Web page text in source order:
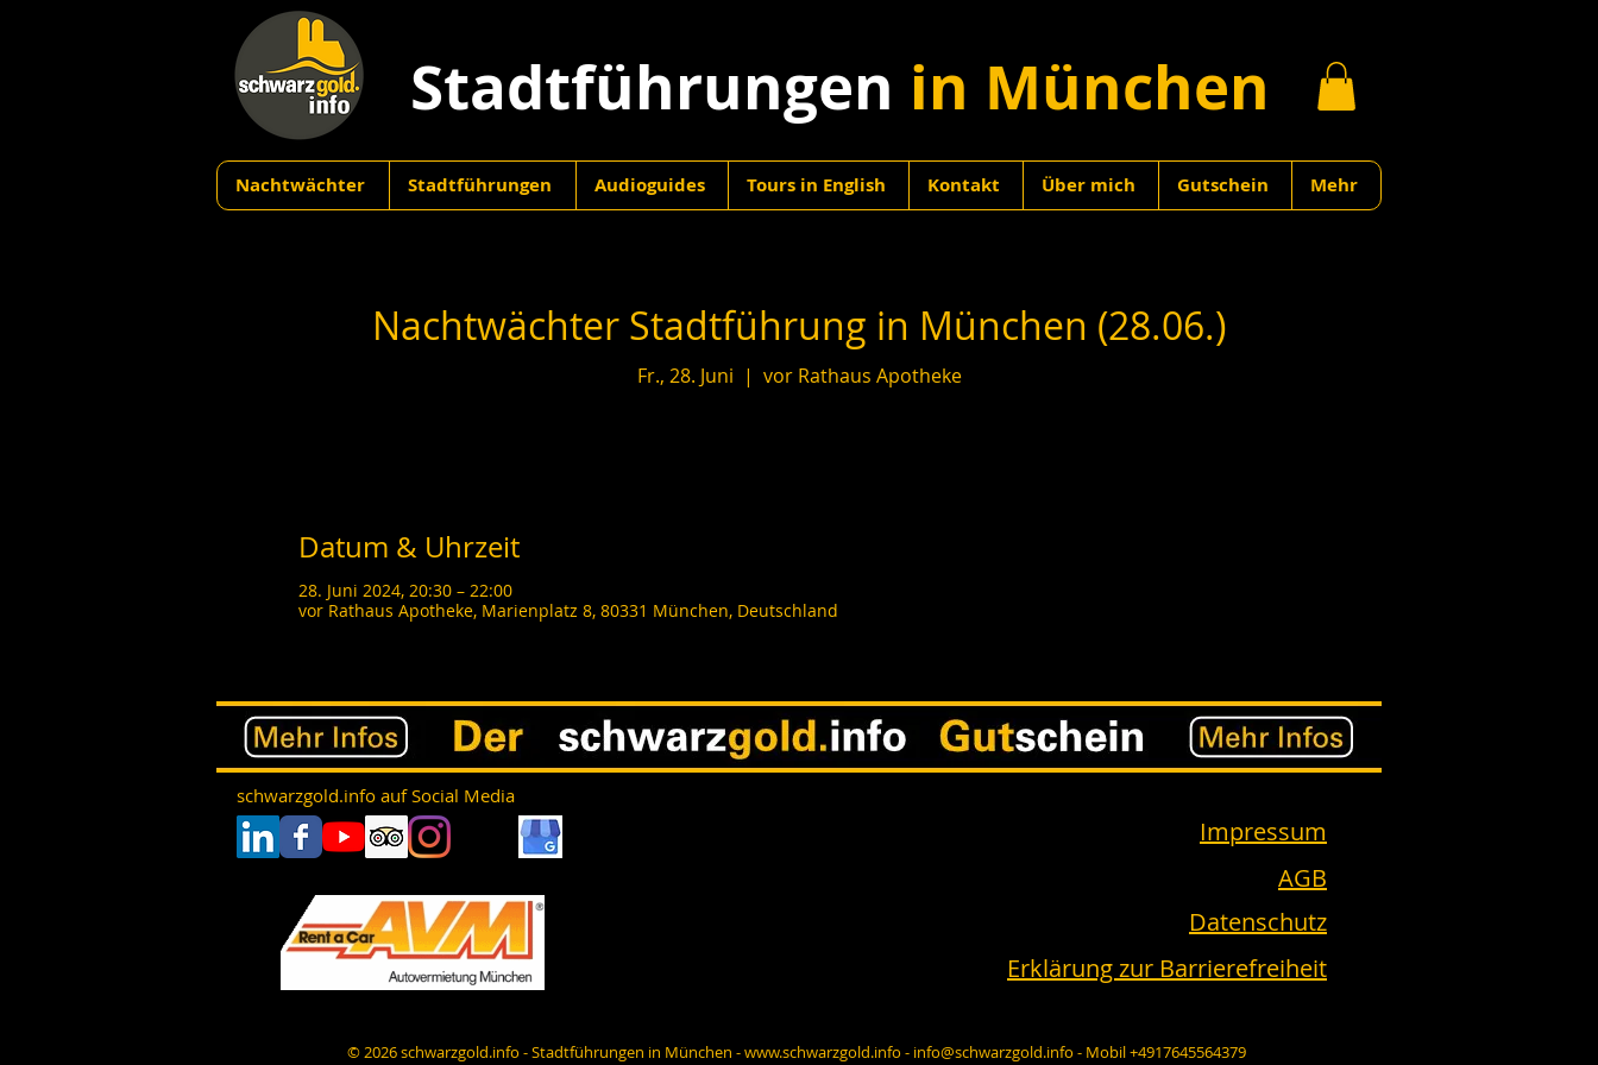
Stadtführungen in München
Nachtwächter Stadtführungen Audioguides Tours in English Kontakt Über mich Gutschein Mehr
Nachtwächter Stadtführung in München (28.06.)
Fr., 28. Juni
  |
vor Rathaus Apotheke
Datum & Uhrzeit
28. Juni 2024, 20:30 – 22:00
vor Rathaus Apotheke, Marienplatz 8, 80331 München, Deutschland
schwarzgold.info auf Social Media
Impressum
AGB
Datenschutz
Erklärung zur Barrierefreiheit
© 2026 schwarzgold.info - Stadtführungen in München -www.schwarzgold.info - info@schwarzgold.info - Mobil +4917645564379